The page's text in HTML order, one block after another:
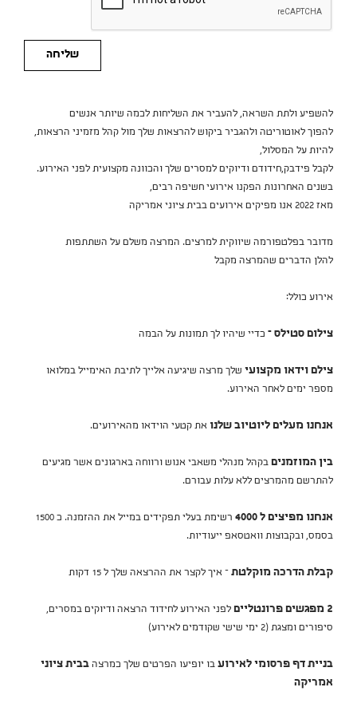
שליחה
להשפיע ולתת השראה, להעביר את השליחות לכמה שיותר אנשים
להפוך לאוטוריטה ולהגביר ביקוש להרצאות שלך מול קהל מזמיני הרצאות,
להיות על המסלול,
לקבל פידבק,חידודם ודיוקים למסרים שלך והכוונה מקצועית לפני האירוע.
בשנים האחרונות הפקנו אירועי חשיפה רבים,
מאז 2022 אנו מפיקים אירועים בבית ציוני אמריקה
מדובר בפלטפורמה שיווקית למרצים. המרצה משלם על השתתפות
להלן הדברים שהמרצה מקבל
אירוע כולל:
צילום סטילס – כדיי שיהיו לך תמונות על הבמה
צילם וידאו מקצועי שלך מרצה שיגיעה אלייך לתיבת האימייל במלואו
מספר ימים לאחר האירוע.
אנחנו מעלים ליוטיוב שלנו את קטעי הוידאו מהאירועים.
בין המוזמנים בקהל מנהלי משאבי אנוש ורווחה בארגונים אשר מגיעים
להתרשם מהמרצים ללא עלות עבורם.
אנחנו מפיצים ל 4000
רשימת בעלי תפקידים במייל את ההזמנה. כ 1500
בסמס, ובקבוצות וואטסאפ ייעודיות.
קבלת הדרכה מוקלטת– איך לקצר את ההרצאה שלך ל 15 דקות
2 מפגשים פרונטליים
לפני האירוע לחידוד הרצאה ודיוקים במסרים,
סיפורים ומצגת (2 ימי שישי שקודמים לאירוע)
בניית דף פרסומי לאירועבו יופיעו הפרטים שלך כמרצהבבית ציוני
אמריקה